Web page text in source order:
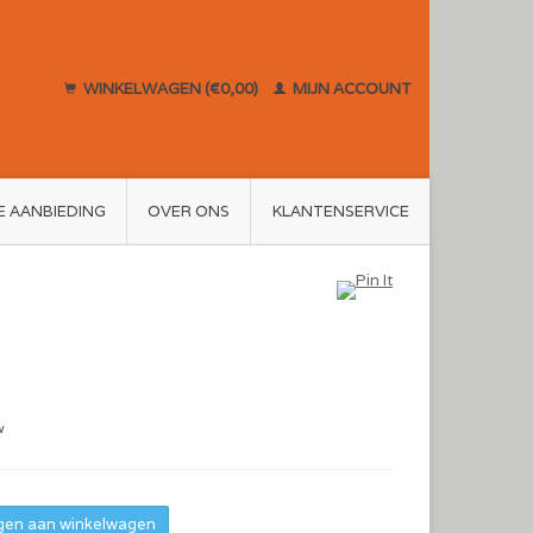
WINKELWAGEN (€0,00) MIJN ACCOUNT
AANBIEDING OVER ONS KLANTENSERVICE
aan winkelwagen